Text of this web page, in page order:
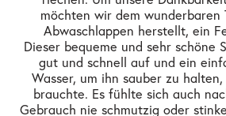
möchten wir dem wunderbaren
Abwaschlappen herstellt, ein
Dieser bequeme und sehr schöne
gut und schnell auf und ein
Wasser, um ihn sauber zu
brauchte. Es fühlte sich auch
Gebrauch nie schmutzig oder